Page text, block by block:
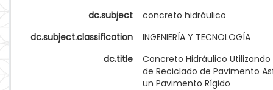
dc.subject
concreto hidráulico
dc.subject.classification
INGENIERÍA Y TECNOLOGÍA
dc.title
Concreto Hidráulico
de Reciclado de Pavimento
un Pavimento Rígido